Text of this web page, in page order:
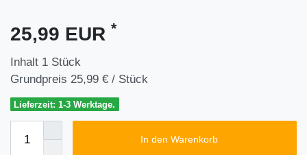
25,99 EUR *
Inhalt 1 Stück
Grundpreis 25,99 € / Stück
Lieferzeit: 1-3 Werktage.
In den Warenkorb